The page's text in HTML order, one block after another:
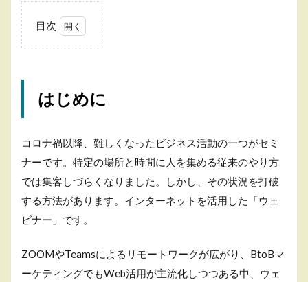
目次
に
ビナ
ー
ンラ
イン
ナ
とは
3
はじめに
コロナ禍以降、難しくなったビジネス活動の一つがセミ
ナーです。特定の場所と時間に人を集める従来のやり方
では集客しづらくなりました。しかし、その状況を打破
する方法があります。インターネットを活用した「ウェ
ビナー」です。
ZOOMやTeamsによるリモートワークが広がり、BtoBマ
ーケティングでもWeb活用が主流化しつつある中、ウェ